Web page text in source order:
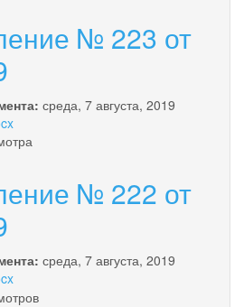
№ 223 от
среда, 7 августа, 2019
№ 222 от
среда, 7 августа, 2019